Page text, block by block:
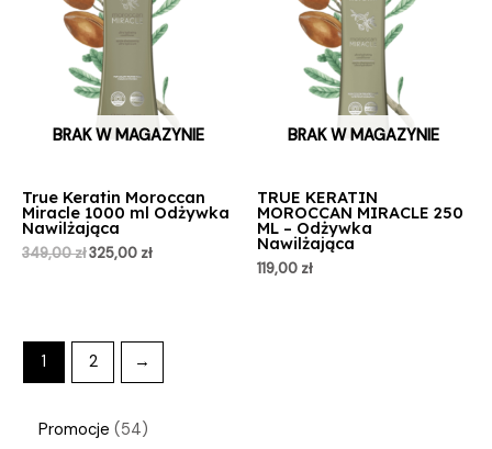
Promocje 54
BRAK W MAGAZYNIE
True Keratin Moroccan
Miracle 1000 ml Odżywka
Nawilżająca
349,00zł325,00 zł
BRAK W MAGAZYNIE
TRUE KERATIN
MOROCCAN MIRACLE 250
ML – Odżywka
Nawilżająca
119,00 zł
1 2 →